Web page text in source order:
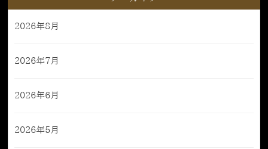
2026年8月
2026年7月
2026年6月
2026年5月